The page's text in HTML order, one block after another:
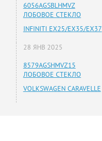
6056AGSBLHMVZ
ЛОБОВОЕ СТЕКЛО
INFINITI EX25/EX35/EX37
28 ЯНВ 2025
8579AGSHMVZ15
ЛОБОВОЕ СТЕКЛО
VOLKSWAGEN CARAVELLE